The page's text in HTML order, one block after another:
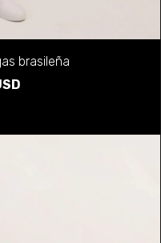
brasileña